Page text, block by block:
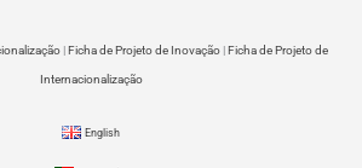
|Ficha de Projeto de Inovação|Ficha de Projeto de
Internacionalização
English